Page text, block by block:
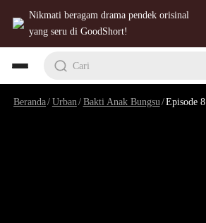
Nikmati beragam drama pendek orisinal
yang seru di GoodShort!
Cari
Beranda/Urban /Bakti Anak Bungsu/Episode 8